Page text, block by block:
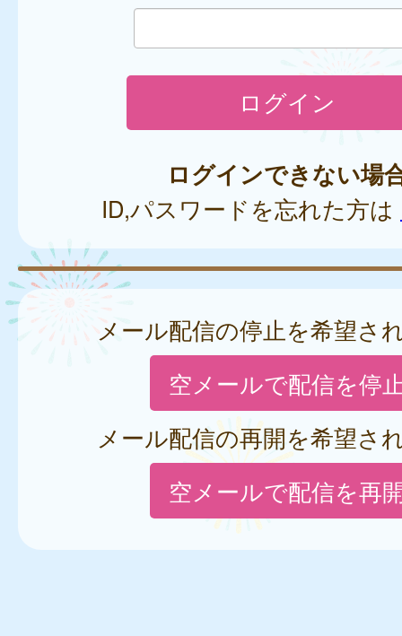
ログインできない場
ID,パスワードを忘れた方は
メール配信の停止を希望さ
空メールで配信を停
メール配信の再開を希望さ
空メールで配信を再